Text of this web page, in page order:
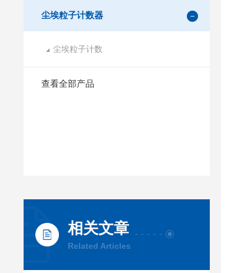
尘埃粒子计数器
尘埃粒子计数
查看全部产品
相关文章
Related Articles